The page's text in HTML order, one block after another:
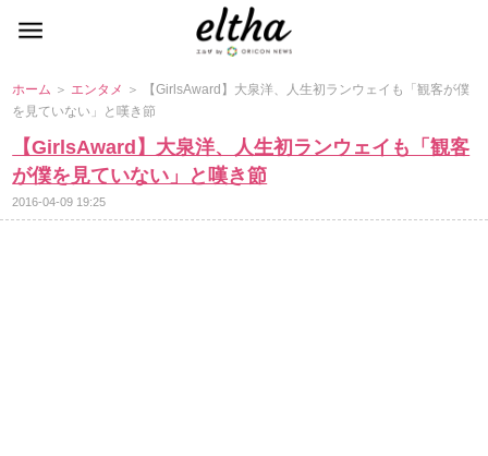
ホーム ＞ エンタメ ＞ 【GirlsAward】大泉洋、人生初ランウェイも「観客が僕
を見ていない」と嘆き節
【GirlsAward】大泉洋、人生初ランウェイも「観客
が僕を見ていない」と嘆き節
2016-04-09 19:25